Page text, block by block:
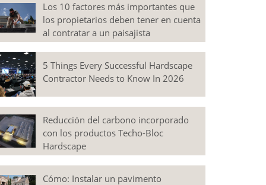
Los 10 factores más importantes que
los propietarios deben tener en cuenta
al contratar a un paisajista
5 Things Every Successful Hardscape
Contractor Needs to Know In 2026
Reducción del carbono incorporado
con los productos Techo-Bloc
Hardscape
Cómo: Instalar un pavimento